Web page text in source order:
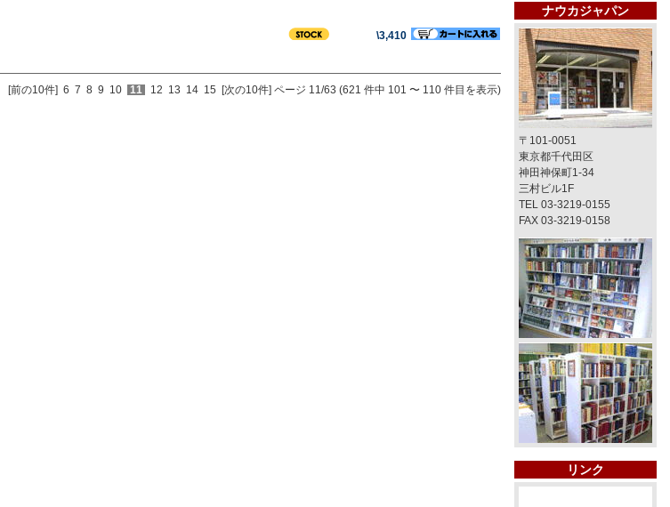
\3,410
[前の10件] 6 7 8 9 10 11 12 13 14 15 [次の10件] ページ 11/63 (621 件中 101 〜 110 件目を表示)
ナウカジャパン
〒101-0051
東京都千代田区
神田神保町1-34
三村ビル1F
TEL 03-3219-0155
FAX 03-3219-0158
リンク